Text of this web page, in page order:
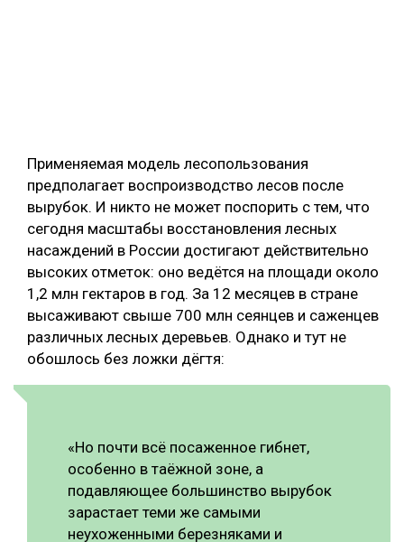
Применяемая модель лесопользования
предполагает воспроизводство лесов после
вырубок. И никто не может поспорить с тем, что
сегодня масштабы восстановления лесных
насаждений в России достигают действительно
высоких отметок: оно ведётся на площади около
1,2 млн гектаров в год. За 12 месяцев в стране
высаживают свыше 700 млн сеянцев и саженцев
различных лесных деревьев. Однако и тут не
обошлось без ложки дёгтя:
«Но почти всё посаженное гибнет,
особенно в таёжной зоне, а
подавляющее большинство вырубок
зарастает теми же самыми
неухоженными березняками и